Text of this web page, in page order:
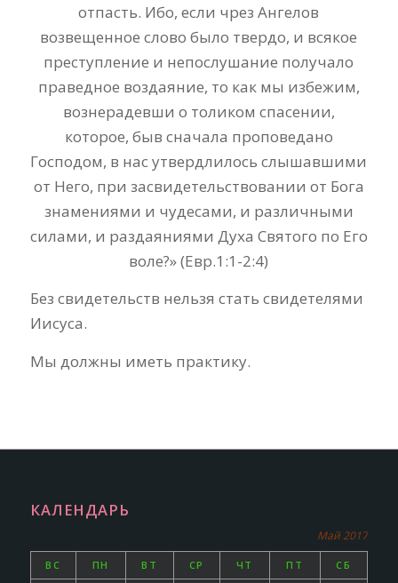
отпасть. Ибо, если чрез Ангелов
возвещенное слово было твердо, и всякое
преступление и непослушание получало
праведное воздаяние, то как мы избежим,
вознерадевши о толиком спасении,
которое, быв сначала проповедано
Господом, в нас утвердлилось слышавшими
от Него, при засвидетельствовании от Бога
знамениями и чудесами, и различными
силами, и раздаяниями Духа Святого по Его
воле?» (Евр.1:1-2:4)
Без свидетельств нельзя стать свидетелями
Иисуса.
Мы должны иметь практику.
КАЛЕНДАРЬ
Май 2017
ВС ПН ВТ СР ЧТ ПТ СБ